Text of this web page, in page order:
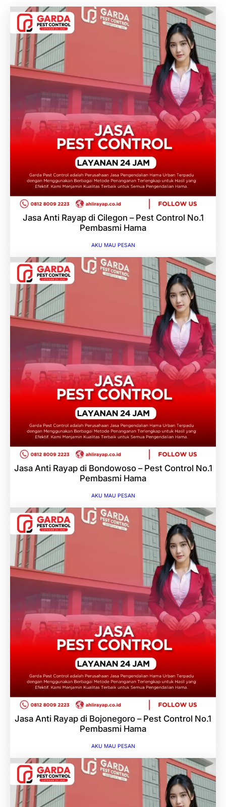
Jasa Anti Rayap di Cilegon – Pest Control No.1
Pembasmi Hama
AKU MAU PESAN
Jasa Anti Rayap di Bondowoso – Pest Control No.1
Pembasmi Hama
AKU MAU PESAN
Jasa Anti Rayap di Bojonegoro – Pest Control No.1
Pembasmi Hama
AKU MAU PESAN